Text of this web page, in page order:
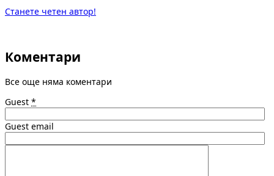
Станете четен автор!
Коментари
Все още няма коментари
Guest *
Guest email